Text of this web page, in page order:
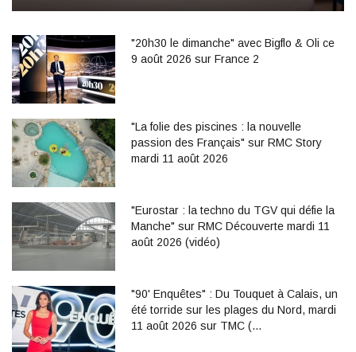
"20h30 le dimanche" avec Bigflo & Oli ce
9 août 2026 sur France 2
"La folie des piscines : la nouvelle
passion des Français" sur RMC Story
mardi 11 août 2026
"Eurostar : la techno du TGV qui défie la
Manche" sur RMC Découverte mardi 11
août 2026 (vidéo)
"90' Enquêtes" : Du Touquet à Calais, un
été torride sur les plages du Nord, mardi
11 août 2026 sur TMC (…